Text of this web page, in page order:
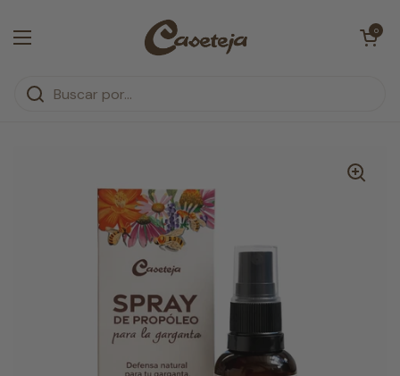
Abrir menú
Abrir
0